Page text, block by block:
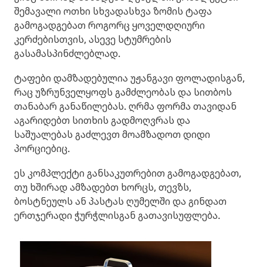
შემავალი ოთხი სხვადასხვა ზომის ტაფა
გამოგადგებათ როგორც ყოველდღიური
კერძებისთვის, ასევე სტუმრების
გასამასპინძლებლად.
ტაფები დამზადებულია უჟანგავი ფოლადისგან,
რაც უზრუნველყოფს გამძლეობას და სითბოს
თანაბარ განაწილებას. ღრმა ფორმა თავიდან
აგარიდებთ სითხის გადმოღვრას და
საშუალებას გაძლევთ მოამზადოთ დიდი
პორციებიც.
ეს კომპლექტი განსაკუთრებით გამოგადგებათ,
თუ ხშირად ამზადებთ ხორცს, თევზს,
ბოსტნეულს ან პასტას ღუმელში და გინდათ
ერთჯერადი ჭურჭლისგან გათავისუფლება.